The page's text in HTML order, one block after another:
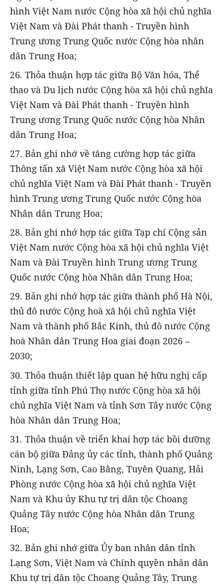
hình Việt Nam nước Cộng hòa xã hội chủ nghĩa
Việt Nam và Đài Phát thanh - Truyền hình
Trung ương Trung Quốc nước Cộng hòa nhân
dân Trung Hoa;
26. Thỏa thuận hợp tác giữa Bộ Văn hóa, Thể
thao và Du lịch nước Cộng hòa xã hội chủ nghĩa
Việt Nam và Đài Phát thanh - Truyền hình
Trung ương Trung Quốc nước Cộng hòa Nhân
dân Trung Hoa;
27. Bản ghi nhớ về tăng cường hợp tác giữa
Thông tấn xã Việt Nam nước Cộng hòa xã hội
chủ nghĩa Việt Nam và Đài Phát thanh - Truyền
hình Trung ương Trung Quốc nước Cộng hòa
Nhân dân Trung Hoa;
28. Bản ghi nhớ hợp tác giữa Tạp chí Cộng sản
Việt Nam nước Cộng hòa xã hội chủ nghĩa Việt
Nam và Đài Truyền hình Trung ương Trung
Quốc nước Cộng hòa Nhân dân Trung Hoa;
29. Bản ghi nhớ hợp tác giữa thành phố Hà Nội,
thủ đô nước Cộng hoà xã hội chủ nghĩa Việt
Nam và thành phố Bắc Kinh, thủ đô nước Cộng
hoà Nhân dân Trung Hoa giai đoạn 2026 –
2030;
30. Thỏa thuận thiết lập quan hệ hữu nghị cấp
tỉnh giữa tỉnh Phú Thọ nước Cộng hòa xã hội
chủ nghĩa Việt Nam và tỉnh Sơn Tây nước Cộng
hòa Nhân dân Trung Hoa;
31. Thỏa thuận về triển khai hợp tác bồi dưỡng
cán bộ giữa Đảng ủy các tỉnh, thành phố Quảng
Ninh, Lạng Sơn, Cao Bằng, Tuyên Quang, Hải
Phòng nước Cộng hòa xã hội chủ nghĩa Việt
Nam và Khu ủy Khu tự trị dân tộc Choang
Quảng Tây nước Cộng hòa Nhân dân Trung
Hoa;
32. Bản ghi nhớ giữa Ủy ban nhân dân tỉnh
Lạng Sơn, Việt Nam và Chính quyền nhân dân
Khu tự trị dân tộc Choang Quảng Tây, Trung